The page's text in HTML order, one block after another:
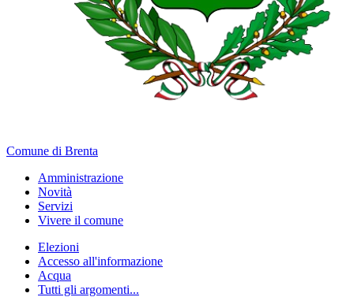
Comune di Brenta
Amministrazione
Novità
Servizi
Vivere il comune
Elezioni
Accesso all'informazione
Acqua
Tutti gli argomenti...